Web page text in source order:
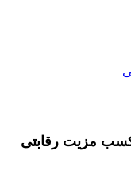
کسب مزیت رقابتی